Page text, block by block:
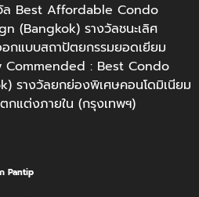
ล Best Affordable Condo
(Bangkok) รางวัลชนะเลิศ
กแบบสถาปัตยกรรมยอดเยียม
Commended : Best Condo
รางวัลยกย่องพิเศษคอนโดมิเนียม
กแต่งภายใน (กรุงเทพฯ)
Pantip